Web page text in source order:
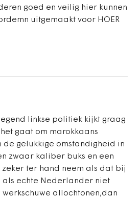
goed en veilig hier kunnen
uitgemaakt voor HOER
linkse politiek kijkt graag
gaat om marokkaans
de gelukkige omstandigheid in
zwaar kaliber buks en een
ter hand neem als dat bij
echte Nederlander niet
allochtonen,dan